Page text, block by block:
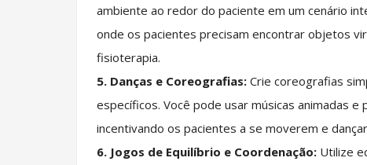
ambiente ao redor do paciente em um cenário
onde os pacientes precisam encontrar objetos
fisioterapia.
5. Danças e Coreografias: Crie coreografias
específicos. Você pode usar músicas animadas
incentivando os pacientes a se moverem e
6. Jogos de Equilíbrio e Coordenação: Utilize